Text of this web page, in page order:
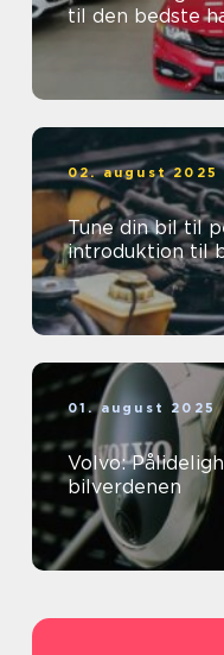
til den bedste
02. august 2025
Tune din bil til
introduktion til
01. august 2025
Volvo:
bilverdenen